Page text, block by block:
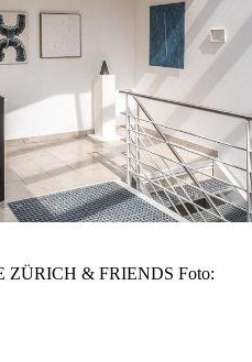
ZÜRICH & FRIENDS Foto: